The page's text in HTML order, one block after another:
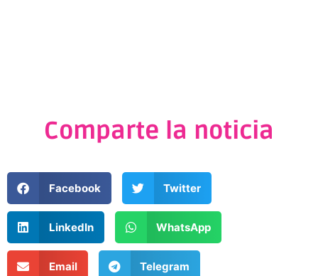
Comparte la noticia
Facebook Twitter
LinkedIn WhatsApp
Email Telegram